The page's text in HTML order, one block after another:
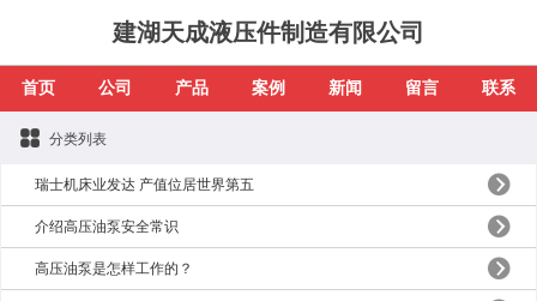
建湖天成液压件制造有限公司
首页 公司 产品 案例 新闻 留言 联系
分类列表
瑞士机床业发达 产值位居世界第五
介绍高压油泵安全常识
高压油泵是怎样工作的？